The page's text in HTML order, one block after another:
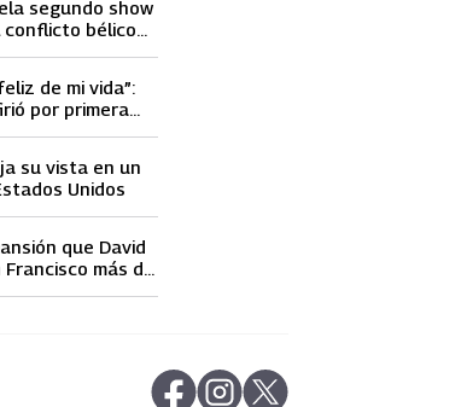
segundo show
conflicto bélico
de mi vida”:
por primera
su vista en un
Unidos
que David
más de
abre en nueva pestaña
abre en nueva pestaña